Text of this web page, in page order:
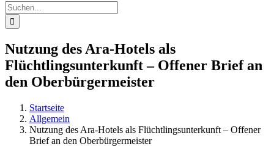
Suche
nach:
Nutzung des Ara-Hotels als
Flüchtlingsunterkunft – Offener Brief an
den Oberbürgermeister
Startseite
Allgemein
Nutzung des Ara-Hotels als Flüchtlingsunterkunft – Offener
Brief an den Oberbürgermeister